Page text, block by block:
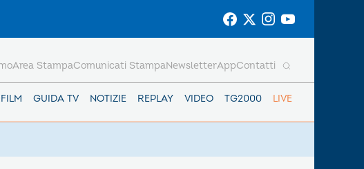
GUIDA TV NOTIZIE REPLAY VIDEO TG2000 LIVE
Area StampaComunicati StampaNewsletterAppContatti